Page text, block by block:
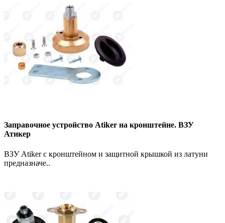
Заправочное устройство Atiker на кронштейне. ВЗУ
Атикер
ВЗУ Atiker с кронштейном и защитной крышкой из латуни
предназначе..